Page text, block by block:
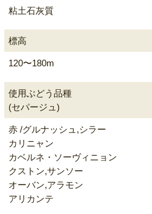
粘土石灰質
標高
120〜180m
使用ぶどう品種
(セパージュ)
赤 /グルナッシュ,シラー
カリニャン
カベルネ・ソーヴィニョン
クストン,サンソー
オーバン,アラモン
アリカンテ